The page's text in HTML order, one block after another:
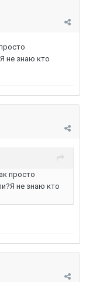
не знаю кто
просто
не знаю кто